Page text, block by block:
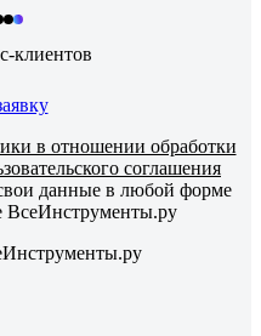
клиентов
в отношении обработки
соглашения
данные в любой форме
ВсеИнструменты.ру